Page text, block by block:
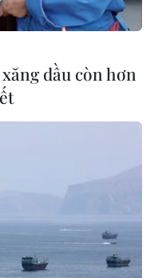
dầu còn hơn